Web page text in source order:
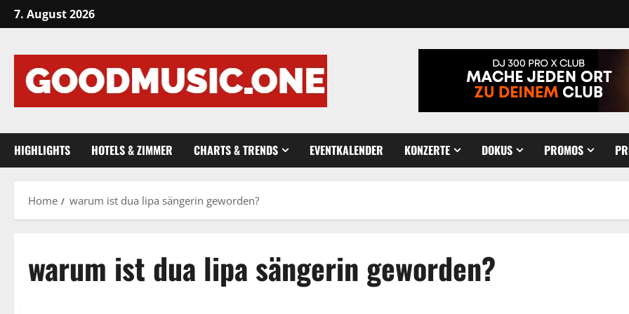
Skip
to
7. August 2026
HIGHLIGHTS HOTELS & ZIMMER CHARTS & TRENDS EVENTKALENDER KONZERTE DOKUS PROMOS
Home warum ist dua lipa sängerin geworden?
warum ist dua lipa sängerin geworden?